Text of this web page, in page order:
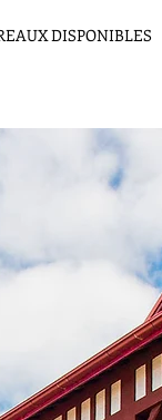
DISPONIBLES